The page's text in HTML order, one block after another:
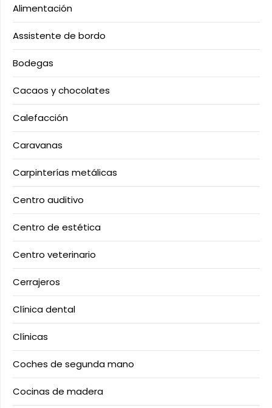
Alimentación
Assistente de bordo
Bodegas
Cacaos y chocolates
Calefacción
Caravanas
Carpinterías metálicas
Centro auditivo
Centro de estética
Centro veterinario
Cerrajeros
Clínica dental
Clínicas
Coches de segunda mano
Cocinas de madera